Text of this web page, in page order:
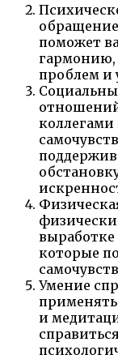
поможет
гармонию,
проблем и
которые
Умение
и